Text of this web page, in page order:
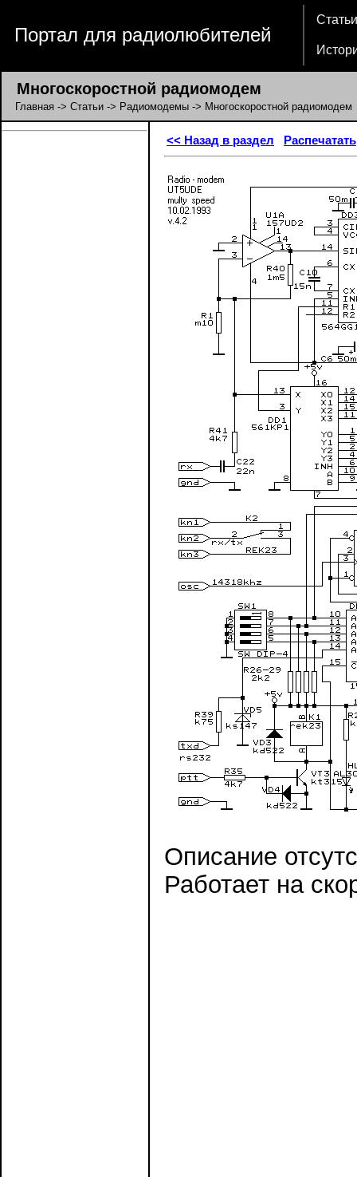
Портал для радиолюбителей
Статьи
Многоскоростной радиомодем
Главная -> Статьи -> Радиомодемы -> Многоскоростной радиомодем
<< Назад в раздел Распечатать
Описание
Работает на